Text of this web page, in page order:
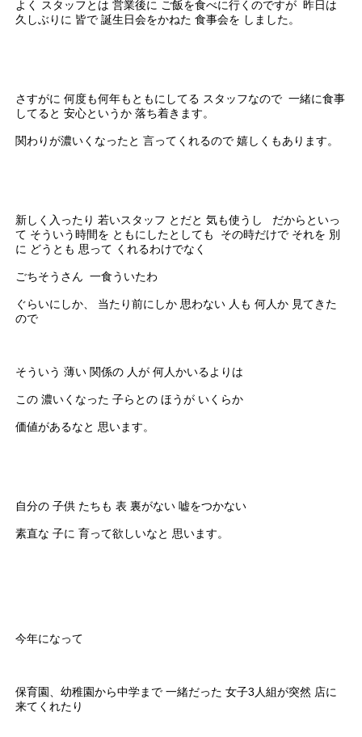
よく スタッフとは 営業後に ご飯を食べに行くのですが 昨日は
久しぶりに 皆で 誕生日会をかねた 食事会を しました。
さすがに 何度も何年もともにしてる スタッフなので 一緒に食事
してると 安心というか 落ち着きます。
関わりが濃いくなったと 言ってくれるので 嬉しくもあります。
新しく入ったり 若いスタッフ とだと 気も使うし だからといっ
て そういう時間を ともにしたとしても その時だけで それを 別
に どうとも 思って くれるわけでなく
ごちそうさん 一食ういたわ
ぐらいにしか、 当たり前にしか 思わない 人も 何人か 見てきた
ので
そういう 薄い 関係の 人が 何人かいるよりは
この 濃いくなった 子らとの ほうが いくらか
価値があるなと 思います。
自分の 子供 たちも 表 裏がない 嘘をつかない
素直な 子に 育って欲しいなと 思います。
今年になって
保育園、幼稚園から中学まで 一緒だった 女子3人組が突然 店に
来てくれたり